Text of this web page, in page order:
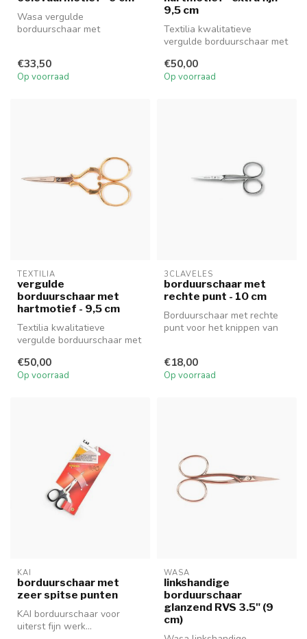
Wasa vergulde
borduurschaar met
€33,50
Op voorraad
9,5 cm
Textilia kwalitatieve
vergulde borduurschaar met
cm)...
€50,00
Op voorraad
TEXTILIA
vergulde
borduurschaar met
hartmotief - 9,5 cm
Textilia kwalitatieve
vergulde borduurschaar met
€50,00
Op voorraad
3CLAVELES
borduurschaar met
rechte punt - 10 cm
Borduurschaar met rechte
punt voor het knippen van
€18,00
Op voorraad
KAI
borduurschaar met
zeer spitse punten
KAI borduurschaar voor
uiterst fijn werk...
WASA
linkshandige
borduurschaar
glanzend RVS 3.5" (9
cm)